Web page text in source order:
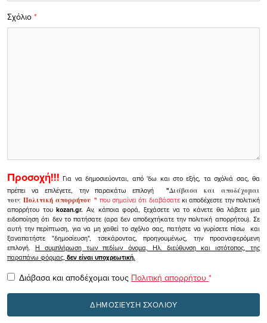
Σχόλιο *
Προσοχή!!! Για να δημοσιεύονται, από 'δω και στο εξής, τα σχόλιά σας, θα
πρέπει να επιλέγετε, την παρακάτω επιλογή
"Διάβασα και αποδέχομαι
τουςΠολιτική απορρήτου" που σημαίνει ότι διαβάσατεκι αποδέχεστε την πολιτική
απορρήτου τουkozan.gr. Αν, κάποια φορά, ξεχάσετε να το κάνετε θα λάβετε μια
ειδοποίηση ότι δεν το πατήσατε (αρα δεν αποδεχτήκατε την πολιτική απορρήτου). Σε
αυτή την περίπτωση, για να μη χαθεί το σχόλιο σας, πατήστε να γυρίσετε πίσω και
ξαναπατήστε "δημοσίευση", τσεκάροντας, προηγουμένως, την προαναφερόμενη
επιλογή.Η συμπλήρωση των πεδίων όνομα, Ηλ. διεύθυνση και ιστότοπος, της
παραπάνω φόρμας, δεν είναι υποχρεωτική.
Διάβασα και αποδέχομαι τους Πολιτική απορρήτου *